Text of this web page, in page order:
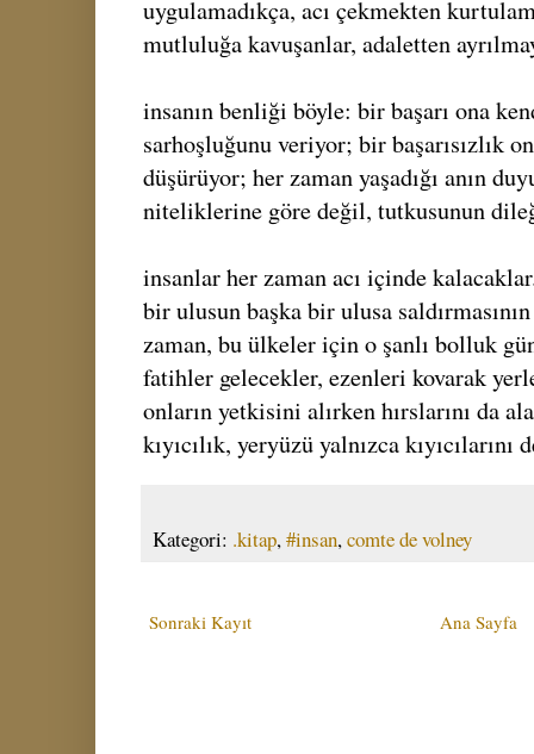
uygulamadıkça, acı çekmekten
mutluluğa kavuşanlar, adaletten
insanın benliği böyle: bir başarı ona
sarhoşluğunu veriyor; bir başarısızlık
düşürüyor; her zaman yaşadığı anın
niteliklerine göre değil, tutkusunun
insanlar her zaman acı içinde
bir ulusun başka bir ulusa
zaman, bu ülkeler için o şanlı bolluk
fatihler gelecekler, ezenleri kovarak
onların yetkisini alırken hırslarını da
kıyıcılık, yeryüzü yalnızca kıyıcılarını
Kategori: .kitap,#insan,comte de volney
Sonraki Kayıt Ana Sayfa